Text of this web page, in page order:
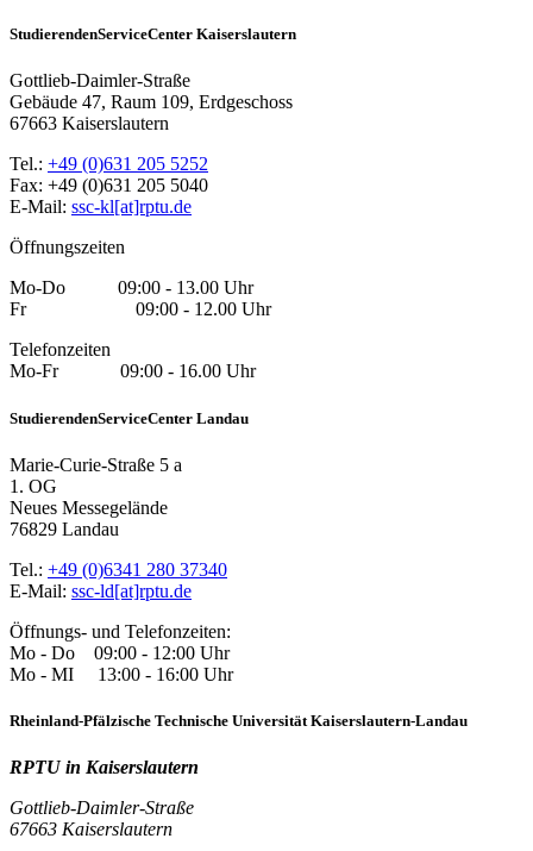
StudierendenServiceCenter Kaiserslautern
Gottlieb-Daimler-Straße
Gebäude 47, Raum 109, Erdgeschoss
67663 Kaiserslautern
Tel.: +49 (0)631 205 5252
Fax: +49 (0)631 205 5040
E-Mail: ssc-kl[at]rptu.de
Öffnungszeiten
Mo-Do 09:00 - 13.00 Uhr
Fr 09:00 - 12.00 Uhr
Telefonzeiten
Mo-Fr 09:00 - 16.00 Uhr
StudierendenServiceCenter Landau
Marie-Curie-Straße 5 a
1. OG
Neues Messegelände
76829 Landau
Tel.: +49 (0)6341 280 37340
E-Mail: ssc-ld[at]rptu.de
Öffnungs- und Telefonzeiten:
Mo - Do 09:00 - 12:00 Uhr
Mo - MI 13:00 - 16:00 Uhr
Rheinland-Pfälzische Technische Universität Kaiserslautern-Landau
RPTU in Kaiserslautern
Gottlieb-Daimler-Straße
67663 Kaiserslautern